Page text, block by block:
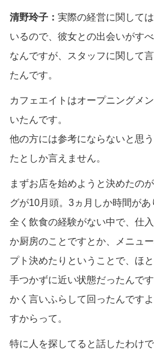
清野玲子： 実際の経営に関して
いるので、彼女との出会いがす
なんですが、スタッフに関して
たんです。
カフェエイトはオープニングメ
いたんです。
他の方には参考にならないと思
たとしか言えません。
まずお店を始めようと決めたの
グが10月頭。3ヵ月しか時間が
全く飲食の経験がない中で、仕
か厨房のことですとか、メニュ
プト決めたりということで、ほ
手つかずに近い状態だったんで
かく言いふらして回ったんです
すからって。
特に人を探してると話したわけ